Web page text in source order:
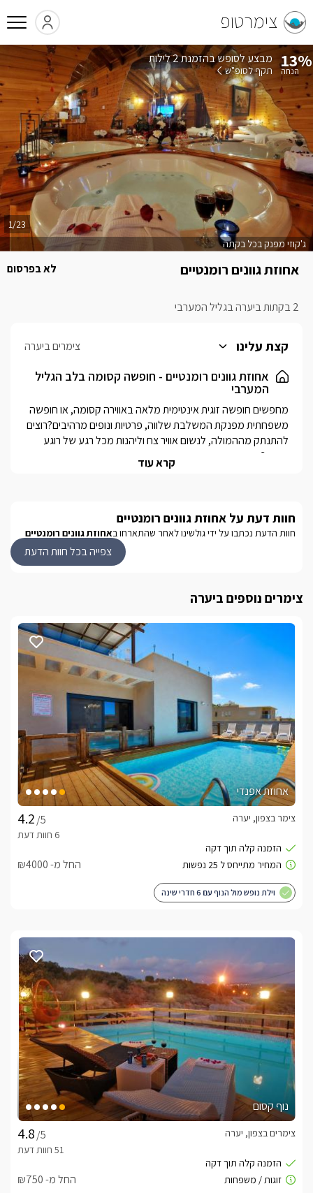
צימרטופ
אחוזת גוונים רומנטיים
2 בקתות ביערה בגליל המערבי
לא בפרסום
ג'קוזי מפנק בכל בקתה
1/23
13% בהזמנת 2 לילות
תקף לסופ"ש
קצת עלינו צימרים ביערה
אחוזת גוונים רומנטיים - חופשה קסומה בלב הגליל
המערבי
והפרטיות היא ערך עליון.כאן תמצאו את השילוב המושלם בין
חופשה באווירה אישית ומפנקת לבין חיבור לטבע, עם כל התנאים
נפגשים.
מה תמצאו בבקתות?
בקתות העץ החמימות והכפריות במתחם, מכילות את כל מה שאתם
מה יש במתחם החוץ המפנק?
מושלם לזוגות, משפחות והציבור הדתי.
מה כלול באירוח?
עשירה .למזמינים טיפולי ספא חלוקי רחצה נעימים.
האם יש ארוחות במתחם?
בתוספת תשלום ובתיאום ניתן להזמין טיפולים ועיסויים, ארוחות בוקר
מה חשוב לדעת?
קרא עוד
חוות דעת על אחוזת גוונים רומנטיים
חוות הדעת נכתבו על ידי גולשינו לאחר שהתארחו באחוזת גוונים רומנטיים
צפייה בכל חוות הדעת
צימרים נוספים ביערה
אחוזת אפנדי
/5
צימר בצפון, יערה
החל מ- ₪4000
וילת נופש מול הנוף עם 6 חדרי שינה
נוף קסום
/5
צימרים בצפון, יערה
החל מ- ₪750